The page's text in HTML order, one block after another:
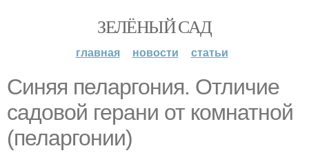
ЗЕЛЁНЫЙ САД
главная новости статьи
Синяя пеларгония. Отличие
садовой герани от комнатной
(пеларгонии)